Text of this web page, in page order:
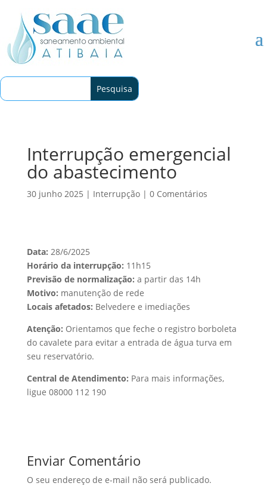
Interrupção emergencial
do abastecimento
30 junho 2025 | Interrupção| 0 Comentários
Data: 28/6/2025
Horário da interrupção: 11h15
Previsão de normalização: a partir das 14h
Motivo: manutenção de rede
Locais afetados: Belvedere e imediações
Atenção: Orientamos que feche o registro borboleta
do cavalete para evitar a entrada de água turva em
seu reservatório.
Central de Atendimento: Para mais informações,
ligue 08000 112 190
Enviar Comentário
O seu endereço de e-mail não será publicado.